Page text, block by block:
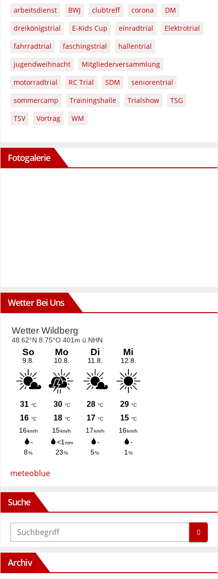
arbeitsdienst
BWJ clubtreff corona
DM
dreikönigstrial
E-Kids Cup einradtrial
Elektrotrial
fahrradtrial
faschingstrial
hallentrial
jugendweihnacht
Mitgliederversammlung
motorradtrial
RC Trial SDM
seniorentrial
sommercamp
Trainingshalle Trialshow
TSG
TSV
Vortrag WM
Fotogalerie
Wetter Bei Uns
meteoblue
Suche
Archiv